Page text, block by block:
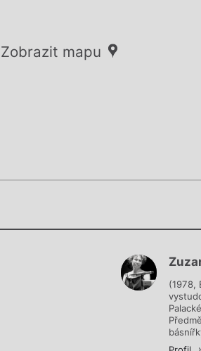
Zobrazit mapu
Chviličku.
(1978,